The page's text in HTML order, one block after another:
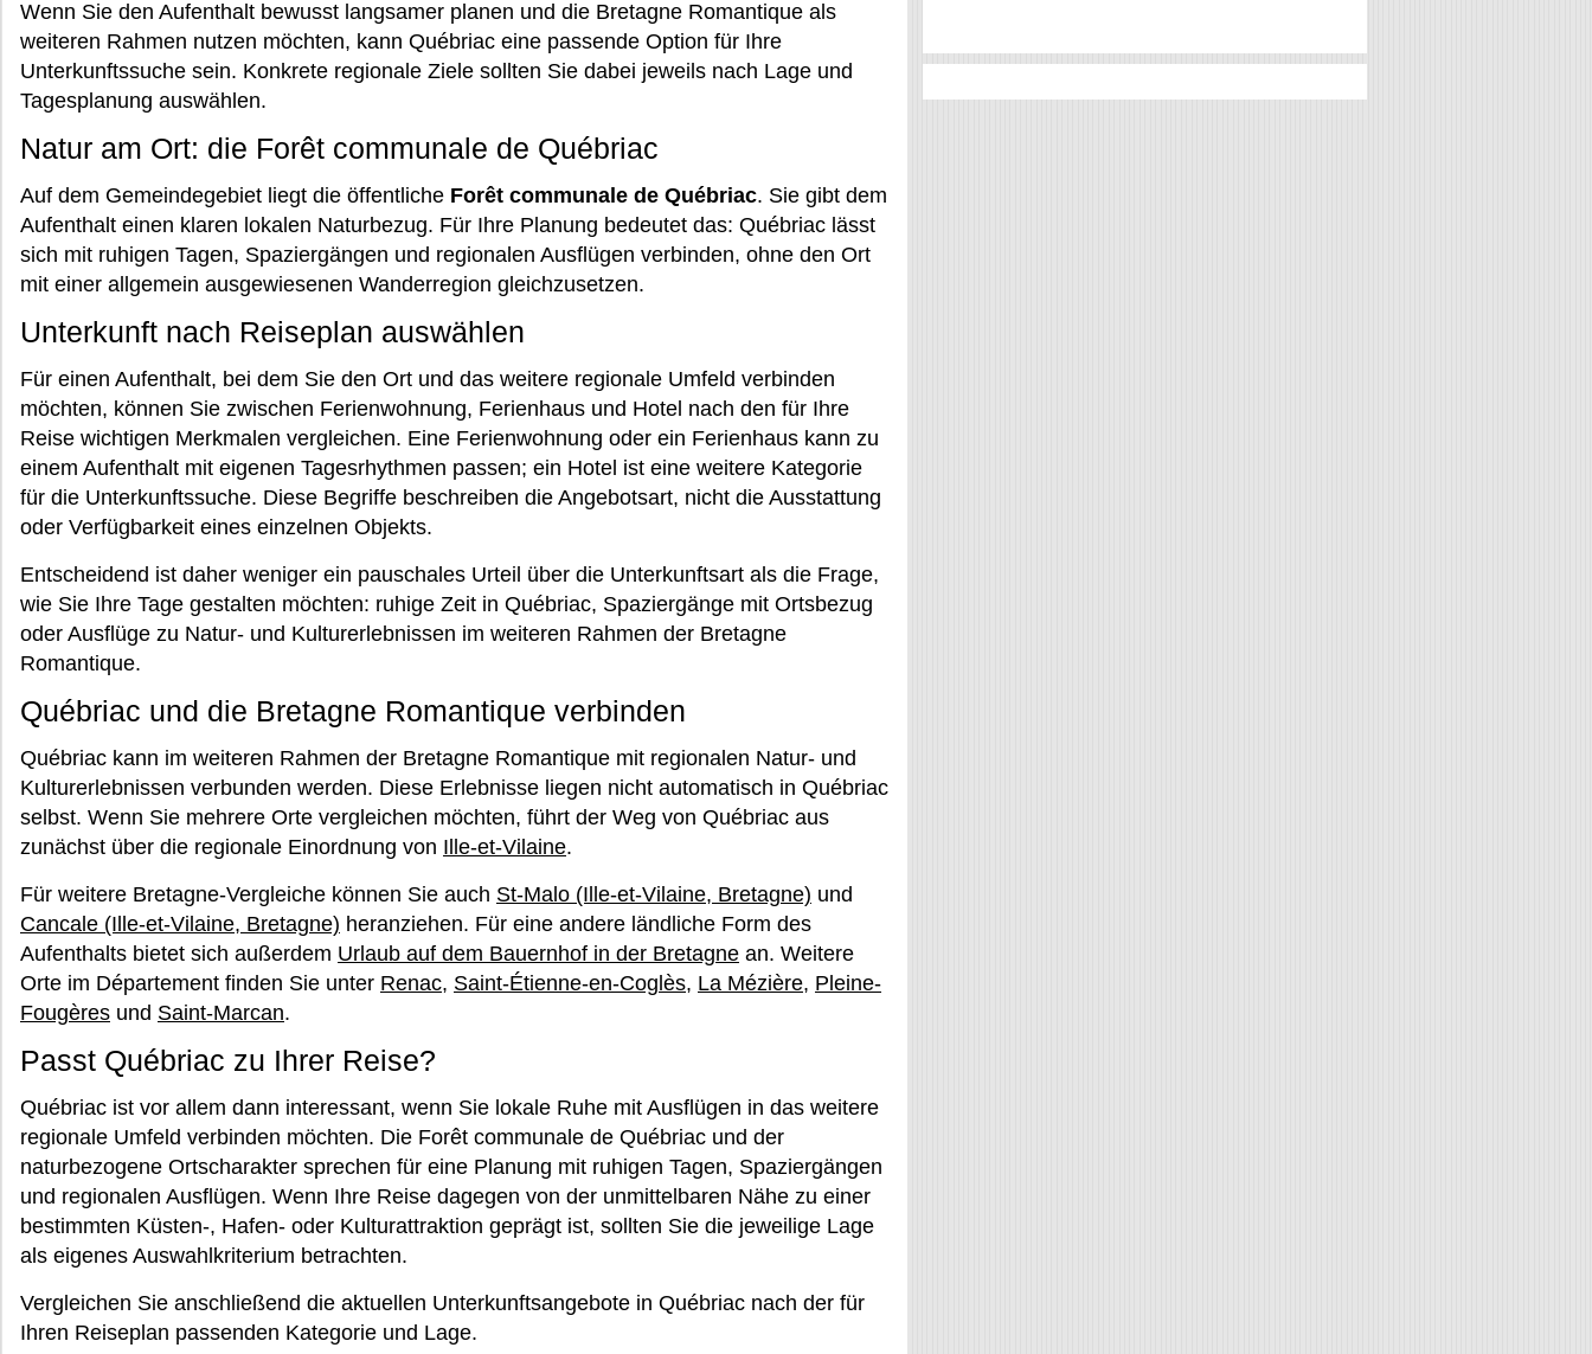
Wenn Sie den Aufenthalt bewusst langsamer planen und die Bretagne Romantique als
weiteren Rahmen nutzen möchten, kann Québriac eine passende Option für Ihre
Unterkunftssuche sein. Konkrete regionale Ziele sollten Sie dabei jeweils nach Lage und
Tagesplanung auswählen.
Natur am Ort: die Forêt communale de Québriac
Auf dem Gemeindegebiet liegt die öffentliche Forêt communale de Québriac. Sie gibt dem
Aufenthalt einen klaren lokalen Naturbezug. Für Ihre Planung bedeutet das: Québriac lässt
sich mit ruhigen Tagen, Spaziergängen und regionalen Ausflügen verbinden, ohne den Ort
mit einer allgemein ausgewiesenen Wanderregion gleichzusetzen.
Unterkunft nach Reiseplan auswählen
Für einen Aufenthalt, bei dem Sie den Ort und das weitere regionale Umfeld verbinden
möchten, können Sie zwischen Ferienwohnung, Ferienhaus und Hotel nach den für Ihre
Reise wichtigen Merkmalen vergleichen. Eine Ferienwohnung oder ein Ferienhaus kann zu
einem Aufenthalt mit eigenen Tagesrhythmen passen; ein Hotel ist eine weitere Kategorie
für die Unterkunftssuche. Diese Begriffe beschreiben die Angebotsart, nicht die Ausstattung
oder Verfügbarkeit eines einzelnen Objekts.
Entscheidend ist daher weniger ein pauschales Urteil über die Unterkunftsart als die Frage,
wie Sie Ihre Tage gestalten möchten: ruhige Zeit in Québriac, Spaziergänge mit Ortsbezug
oder Ausflüge zu Natur- und Kulturerlebnissen im weiteren Rahmen der Bretagne
Romantique.
Québriac und die Bretagne Romantique verbinden
Québriac kann im weiteren Rahmen der Bretagne Romantique mit regionalen Natur- und
Kulturerlebnissen verbunden werden. Diese Erlebnisse liegen nicht automatisch in Québriac
selbst. Wenn Sie mehrere Orte vergleichen möchten, führt der Weg von Québriac aus
zunächst über die regionale Einordnung von Ille-et-Vilaine.
Für weitere Bretagne-Vergleiche können Sie auch St-Malo (Ille-et-Vilaine, Bretagne) und
Cancale (Ille-et-Vilaine, Bretagne) heranziehen. Für eine andere ländliche Form des
Aufenthalts bietet sich außerdem Urlaub auf dem Bauernhof in der Bretagne an. Weitere
Orte im Département finden Sie unter Renac, Saint-Étienne-en-Coglès, La Mézière, Pleine-
Fougères und Saint-Marcan.
Passt Québriac zu Ihrer Reise?
Québriac ist vor allem dann interessant, wenn Sie lokale Ruhe mit Ausflügen in das weitere
regionale Umfeld verbinden möchten. Die Forêt communale de Québriac und der
naturbezogene Ortscharakter sprechen für eine Planung mit ruhigen Tagen, Spaziergängen
und regionalen Ausflügen. Wenn Ihre Reise dagegen von der unmittelbaren Nähe zu einer
bestimmten Küsten-, Hafen- oder Kulturattraktion geprägt ist, sollten Sie die jeweilige Lage
als eigenes Auswahlkriterium betrachten.
Vergleichen Sie anschließend die aktuellen Unterkunftsangebote in Québriac nach der für
Ihren Reiseplan passenden Kategorie und Lage.